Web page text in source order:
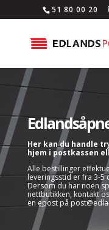
51 80 00 20
Her kan du handle
hjem i postkassen
Alle bestillinger
leveringsstid er fra 3-5
Dersom du har noen
nettbutikken, kontakt
en epost på